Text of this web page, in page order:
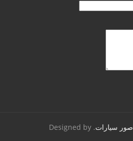
صور سيارات. Designed by